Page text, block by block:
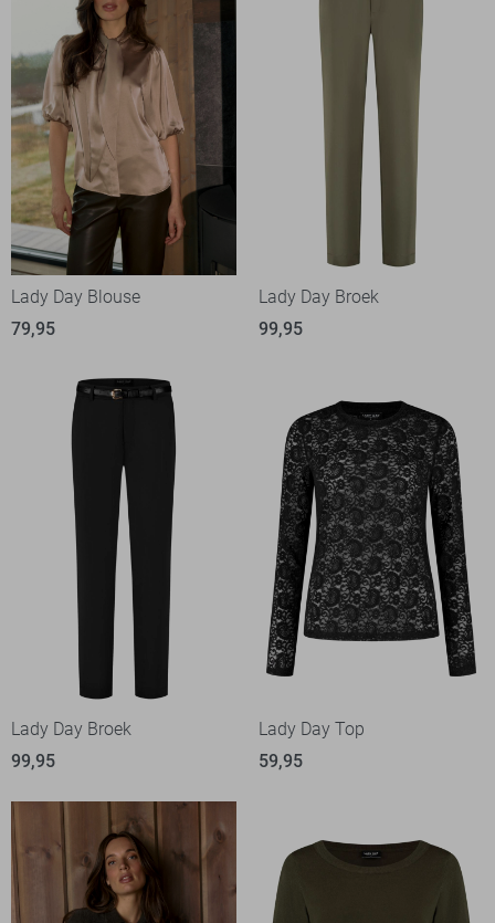
Lady Day Blouse
79,95
Lady Day Broek
99,95
Lady Day Broek
99,95
Lady Day Top
59,95